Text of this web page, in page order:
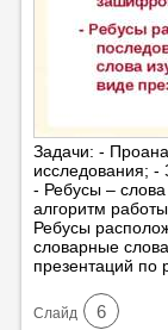
Задачи: -
исследования;
- Ребусы –
алгоритм
Ребусы
словарные
презентаций по
Cлайд 6